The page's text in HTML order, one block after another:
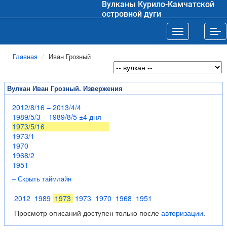
Вулканы Курило-Камчатской
островной дуги
Toggle
Главная Иван Грозный
Вулкан Иван Грозный. Извержения
2012/8/16 – 2013/4/4
1989/5/3 – 1989/8/5 ±4 дня
1973/5/16
1973/1
1970
1968/2
1951
– Скрыть таймлайн
2012 1989 1973 1973 1970 1968 1951
Просмотр описаний доступен только после авторизации.